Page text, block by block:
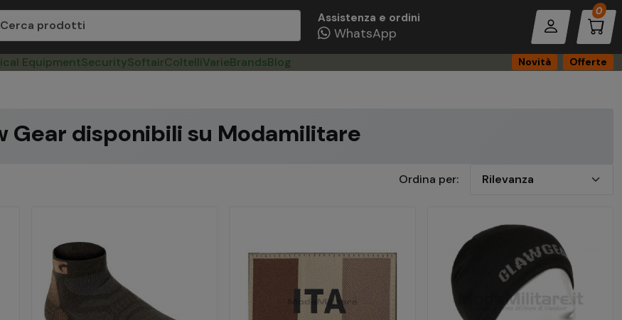
Assistenza e ordini
WhatsApp
0
EquipmentSecuritySoftairColtelliVarieBrandsBlog Novità Offerte
disponibili su Modamilitare
Ordina per: